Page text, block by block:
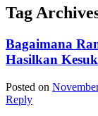
Tag
Bagaimana
Hasilkan
Posted on
Reply